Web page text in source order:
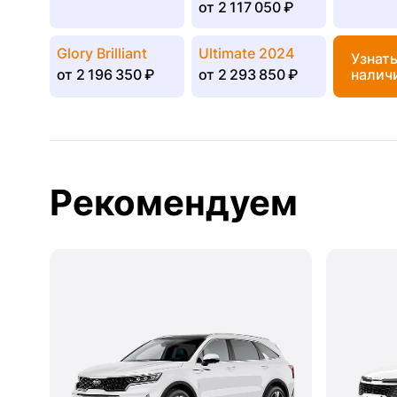
от 2 117 050 ₽
Glory Brilliant
от 2 196 350 ₽
Ultimate 2024
от 2 293 850 ₽
Узнать
Рекомендуем